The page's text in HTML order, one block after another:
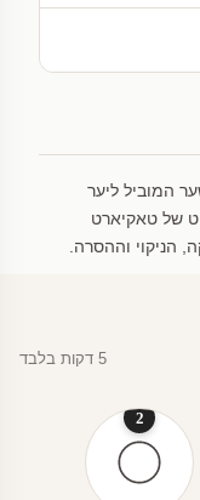
המוביל ליער
טפט של טאקיארט
5 דקות בלבד
2